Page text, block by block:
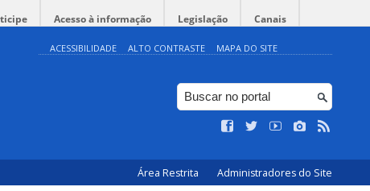
Acesso à informação Legislação Canais
ACESSIBILIDADE ALTO CONTRASTE MAPA DO SITE
Área Restrita Administradores do Site